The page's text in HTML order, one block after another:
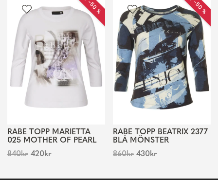
RABE TOPP MARIETTA
025 MOTHER OF PEARL
840kr 420kr
RABE TOPP BEATRIX 2377
BLÅ MÖNSTER
860kr 430kr